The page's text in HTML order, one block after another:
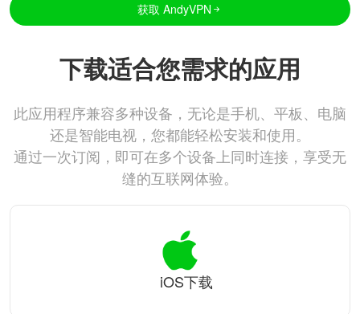
获取 AndyVPN
下载适合您需求的应用
此应用程序兼容多种设备，无论是手机、平板、电脑
还是智能电视，您都能轻松安装和使用。
通过一次订阅，即可在多个设备上同时连接，享受无
缝的互联网体验。
iOS下载